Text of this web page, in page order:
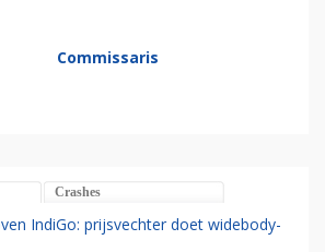
Commissaris
Crashes
IndiGo: prijsvechter doet widebody-